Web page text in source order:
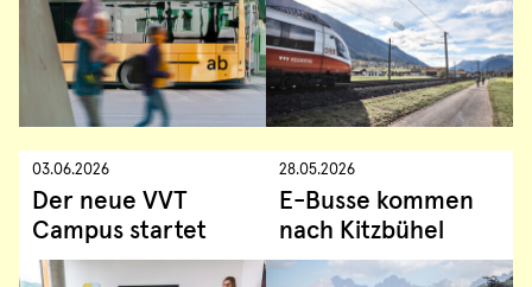
03.06.2026
Der neue VVT
Campus startet
28.05.2026
E-Busse kommen
nach Kitzbühel